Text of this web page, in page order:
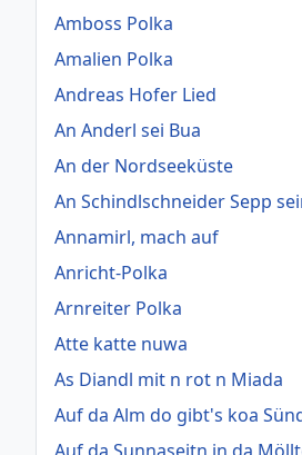
Amboss Polka
Amalien Polka
Andreas Hofer Lied
An Anderl sei Bua
An der Nordseeküste
An Schindlschneider Sepp
Annamirl, mach auf
Anricht-Polka
Arnreiter Polka
Atte katte nuwa
As Diandl mit n rot n Miada
Auf da Alm do gibt's koa